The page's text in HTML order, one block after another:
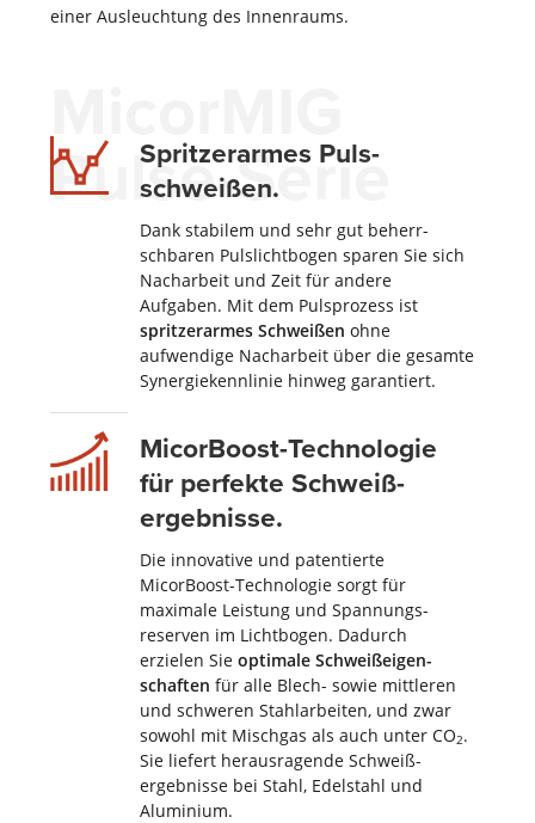
einer Aus­leuch­tung des Innen­raums.
MicorMIG
Pulse-Serie
Spritzerarmes Puls­
schweißen.
Dank stabilem und sehr gut beherr­
schbaren Puls­licht­bogen sparen Sie sich
Nach­arbeit und Zeit für andere
Aufgaben. Mit dem Puls­prozess ist
spritzerarmes Schweißen ohne
aufwendige Nach­arbeit über die gesamte
Synergie­kennlinie hinweg garantiert.
MicorBoost-Techno­logie
für perfekte Schweiß­
ergebnisse.
Die innovative und patentierte
MicorBoost-Technologie sorgt für
maximale Leistung und Spannungs­­
reserven im Licht­bogen. Dadurch
erzielen Sie optimale Schweiß­eigen­
schaften für alle Blech- sowie mittleren
und schweren Stahlarbeiten, und zwar
sowohl mit Mischgas als auch unter CO2.
Sie liefert herausragende Schweiß­
ergebnisse bei Stahl, Edelstahl und
Aluminium.